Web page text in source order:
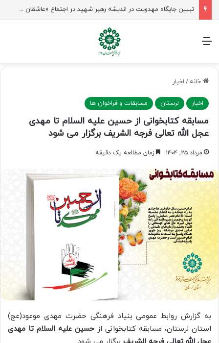
منو
خانه / اخبار
اخبار لرستان مسابقات و فراخوان ها
مسابقه کتابخوانی از حسین علیه السلام تا مهدی
عجل الله تعالی فرجه الشریف برگزار می شود
مرداد ۲۵, ۱۴۰۴ زمان مطالعه یک دقیقه
به گزارش روابط عمومی بنیاد فرهنگی حضرت مهدی موعود(عج)
استان لرستان، مسابقه کتابخوانی از حسین علیه السلام تا مهدی